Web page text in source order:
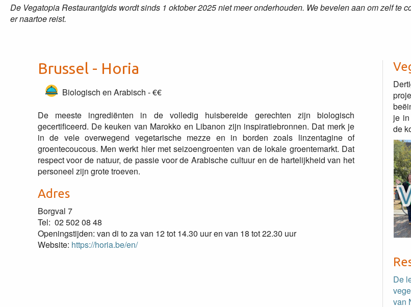
De Vegatopia Restaurantgids wordt sinds 1 oktober 2025 niet meer onderhouden. We bevelen aan om zelf te
er naartoe reist.
Brussel - Horia
Biologisch en Arabisch - €€
De meeste ingrediënten in de volledig huisbereide gerechten zijn biologisch
gecertificeerd. De keuken van Marokko en Libanon zijn inspiratiebronnen. Dat merk je
in de vele overwegend vegetarische mezze en in borden zoals linzentagine of
groentecoucous. Men werkt hier met seizoengroenten van de lokale groentemarkt. Dat
respect voor de natuur, de passie voor de Arabische cultuur en de hartelijkheid van het
personeel zijn grote troeven.
Adres
Borgval 7
Tel: 02 502 08 48
Openingstijden: van di to za van 12 tot 14.30 uur en van 18 tot 22.30 uur
Website: https://horia.be/en/
je in
de
De
van